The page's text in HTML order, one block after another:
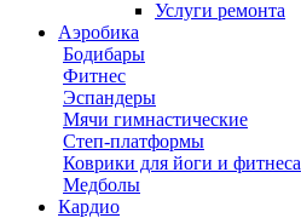
Услуги ремонта
Аэробика
Бодибары
Фитнес
Эспандеры
Мячи гимнастические
Степ-платформы
Коврики для йоги и фитнеса
Медболы
Кардио